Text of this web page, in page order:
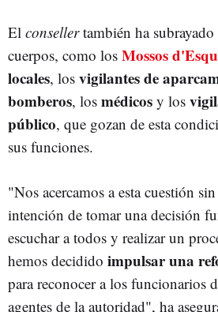
El consellertambién ha
cuerpos, como los Mossos
locales, los vigilantes de
bomberos, los médicos y los
público, que gozan de esta
sus funciones.
"Nos acercamos a esta cuestión
intención de tomar una decisión
escuchar a todos y realizar un
hemos decidido impulsar una
para reconocer a los funcionarios
agentes de la autoridad", ha